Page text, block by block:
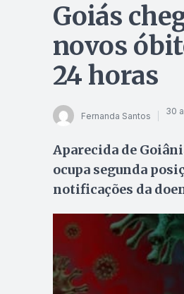
Goiás
novos
24 horas
Fernanda Santos 30
Aparecida de
ocupa segunda
notificações da